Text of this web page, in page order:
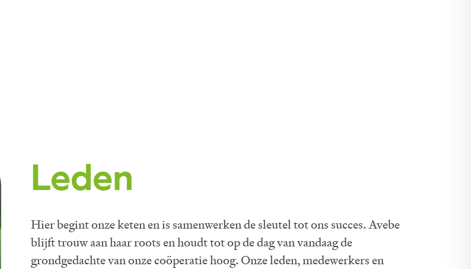
Leden
Hier begint onze keten en is samenwerken de sleutel tot ons succes. Avebe
blijft trouw aan haar roots en houdt tot op de dag van vandaag de
grondgedachte van onze coöperatie hoog. Onze leden, medewerkers en